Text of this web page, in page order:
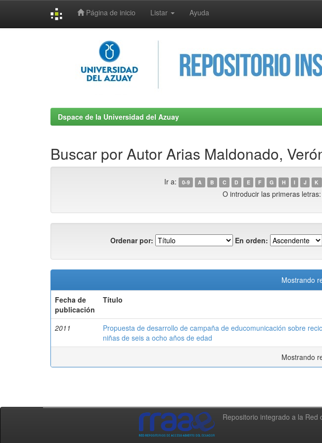
Página de inicio Listar Ayuda
Dspace de la Universidad del Azuay
Buscar por Autor Arias Maldonado,
Ir a: 0-9 A B C D E F G H I J K
O introducir las primeras letras:
Ordenar por: En orden:
Mostrando
Fecha de
publicación
Título
2011
Propuesta de desarrollo de campaña de educomunicación sobre
niñas de seis a ocho años de edad
Mostrando
Repositorio integrado a la Red